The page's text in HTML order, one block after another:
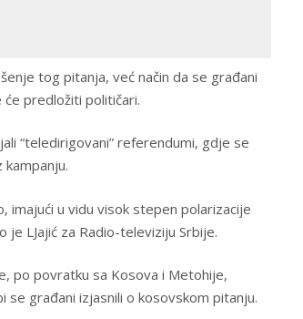
tog pitanja, već način da se građani
predložiti političari.
“teledirigovani” referendumi, gdje se
imajući u vidu visok stepen polarizacije
je LJajić za Radio-televiziju Srbije.
po povratku sa Kosova i Metohije,
građani izjasnili o kosovskom pitanju.